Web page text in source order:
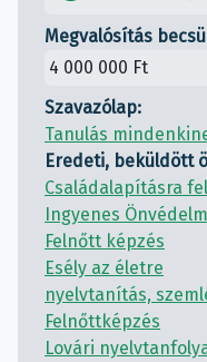
Megvalósítás
4 000 000 Ft
Szavazólap:
Tanulás
Eredeti, beküldött
Családalapításra
Ingyenes
Felnőtt képzés
Esély az életre
nyelvtanítás,
Felnőttképzés
Lovári